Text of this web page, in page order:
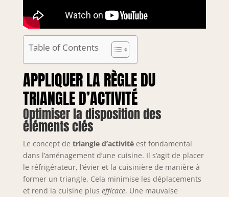
Table of Contents
APPLIQUER LA RÈGLE DU
TRIANGLE D’ACTIVITÉ
Optimiser la disposition des
éléments clés
Le concept de triangle d’activitéest fondamental
dans l’aménagement d’une cuisine. Il s’agit de placer
le réfrigérateur, l’évier et la cuisinière de manière à
former un triangle. Cela minimise les déplacements
et rend la cuisine plus efficace. Une mauvaise